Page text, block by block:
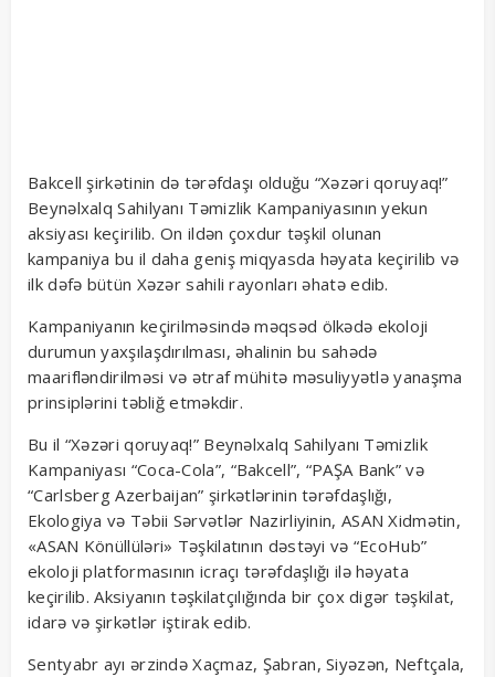
Bakcell şirkətinin də tərəfdaşı olduğu “Xəzəri qoruyaq!”
Beynəlxalq Sahilyanı Təmizlik Kampaniyasının yekun
aksiyası keçirilib. On ildən çoxdur təşkil olunan
kampaniya bu il daha geniş miqyasda həyata keçirilib və
ilk dəfə bütün Xəzər sahili rayonları əhatə edib.
Kampaniyanın keçirilməsində məqsəd ölkədə ekoloji
durumun yaxşılaşdırılması, əhalinin bu sahədə
maarifləndirilməsi və ətraf mühitə məsuliyyətlə yanaşma
prinsiplərini təbliğ etməkdir.
Bu il “Xəzəri qoruyaq!” Beynəlxalq Sahilyanı Təmizlik
Kampaniyası “Coca-Cola”, “Bakcell”, “PAŞA Bank” və
“Carlsberg Azerbaijan” şirkətlərinin tərəfdaşlığı,
Ekologiya və Təbii Sərvətlər Nazirliyinin, ASAN Xidmətin,
«ASAN Könüllüləri» Təşkilatının dəstəyi və “EcoHub”
ekoloji platformasının icraçı tərəfdaşlığı ilə həyata
keçirilib. Aksiyanın təşkilatçılığında bir çox digər təşkilat,
idarə və şirkətlər iştirak edib.
Sentyabr ayı ərzində Xaçmaz, Şabran, Siyəzən, Neftçala,